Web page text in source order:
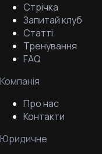
Стрічка
Запитай клуб
Статті
Тренування
FAQ
Компанія
Про нас
Контакти
Юридичне